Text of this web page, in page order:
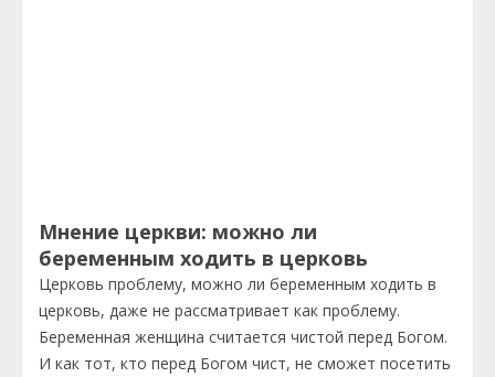
Мнение церкви: можно ли
беременным ходить в церковь
Церковь проблему, можно ли беременным ходить в
церковь, даже не рассматривает как проблему.
Беременная женщина считается чистой перед Богом.
И как тот, кто перед Богом чист, не сможет посетить